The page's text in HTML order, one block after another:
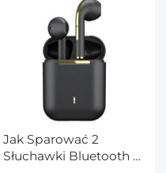
Jak Sparować 2
Słuchawki Bluetooth Z